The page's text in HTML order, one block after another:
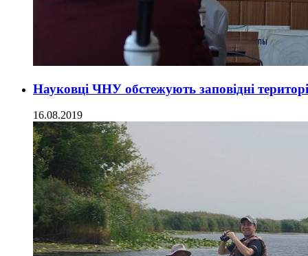
Науковці ЧНУ обстежують заповідні
16.08.2019